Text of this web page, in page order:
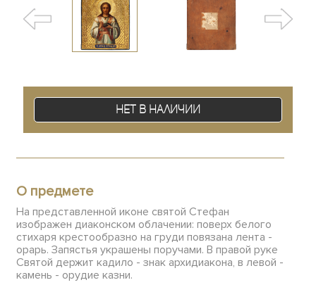
Нет в наличии
О предмете
На представленной иконе святой Стефан
изображен диаконском облачении: поверх белого
стихаря крестообразно на груди повязана лента -
орарь. Запястья украшены поручами. В правой руке
Святой держит кадило - знак архидиакона, в левой -
камень - орудие казни.